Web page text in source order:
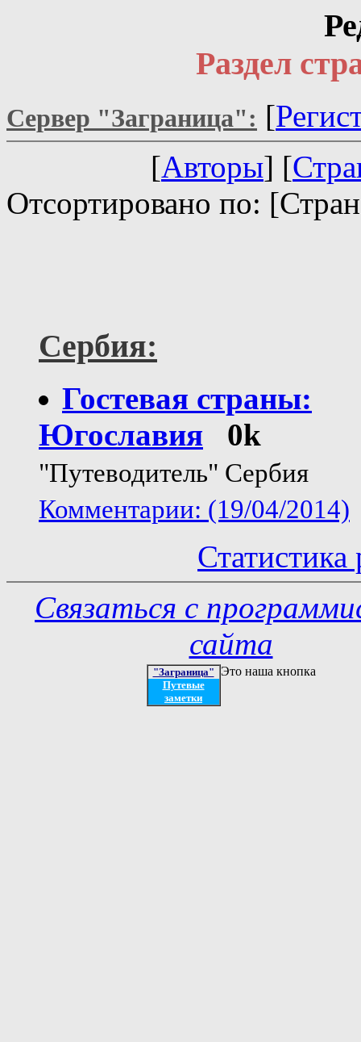
Раздел
Сервер "Заграница": [
[Авторы] [
Отсортировано по:
Сербия:
Гостевая страны:
Югославия
0k
"Путеводитель" Сербия
Комментарии: (19/04/2014)
Статистика
Связаться с
сайта
"Заграница"
Путевые
заметки
Это наша кнопка